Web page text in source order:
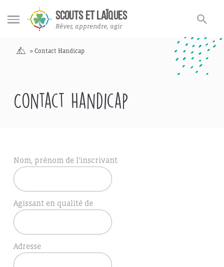
SCOUTS ET LAÏQUES
Rêver, apprendre, agir
Rechercher
sur
Accueil
» Contact Handicap
Contact Handicap
Nom, prénom de l'inscrivant
Agissant en qualité de
Adresse